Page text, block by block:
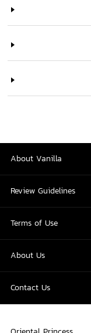
About Vanilla
Review Guidelines
Terms of Use
About Us
Contact Us